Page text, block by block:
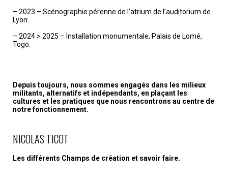
– 2023 – Scénographie pérenne de l’atrium de l’auditorium de
Lyon.
– 2024 > 2025 – Installation monumentale, Palais de Lomé,
Togo.
Depuis toujours, nous sommes engagés dans les milieux
militants, alternatifs et indépendants, en plaçant les
cultures et les pratiques que nous rencontrons au centre de
notre fonctionnement.
NICOLAS TICOT
Les différents Champs de création et savoir faire.